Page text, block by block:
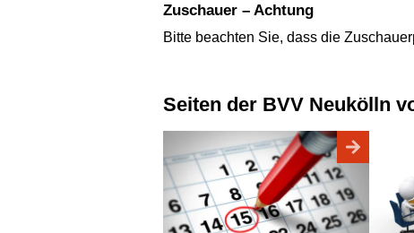
Zuschauer – Achtung
Bitte beachten Sie, dass die
Seiten der BVV Neukölln